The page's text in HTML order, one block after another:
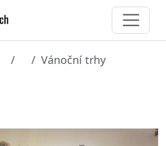
Vánoční trhy